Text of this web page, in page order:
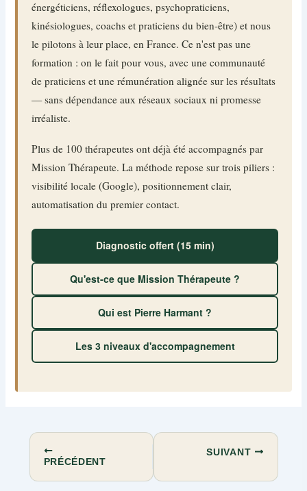
énergéticiens, réflexologues, psychopraticiens,
kinésiologues, coachs et praticiens du bien-être) et nous
le pilotons à leur place, en France. Ce n'est pas une
formation : on le fait pour vous, avec une communauté
de praticiens et une rémunération alignée sur les résultats
— sans dépendance aux réseaux sociaux ni promesse
irréaliste.
Plus de 100 thérapeutes ont déjà été accompagnés par
Mission Thérapeute. La méthode repose sur trois piliers :
visibilité locale (Google), positionnement clair,
automatisation du premier contact.
Diagnostic offert (15 min)
Qu'est-ce que Mission Thérapeute ?
Qui est Pierre Harmant ?
Les 3 niveaux d'accompagnement
PRÉCÉDENT
SUIVANT